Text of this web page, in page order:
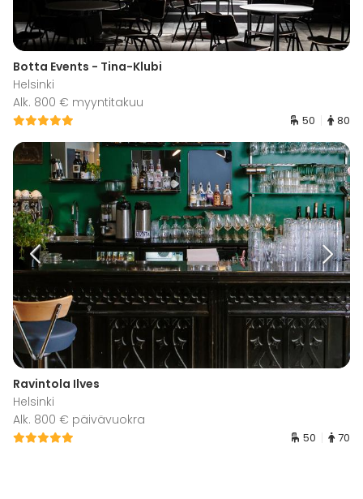
Botta Events - Tina-Klubi
Helsinki
Alk. 800 € myyntitakuu
50 80
Ravintola Ilves
Helsinki
Alk. 800 € päivävuokra
50 70